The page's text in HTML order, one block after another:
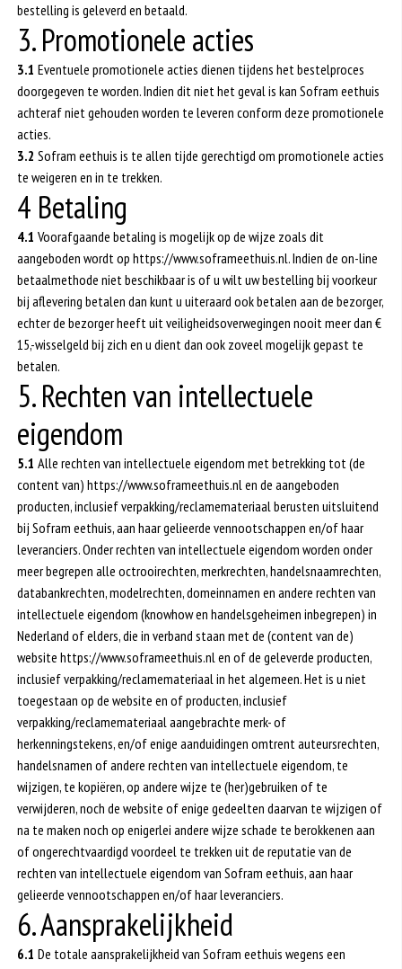
bestelling is geleverd en betaald.
3. Promotionele acties
3.1 Eventuele promotionele acties dienen tijdens het bestelproces
doorgegeven te worden. Indien dit niet het geval is kan Sofram eethuis
achteraf niet gehouden worden te leveren conform deze promotionele
acties.
3.2 Sofram eethuis is te allen tijde gerechtigd om promotionele acties
te weigeren en in te trekken.
4 Betaling
4.1 Voorafgaande betaling is mogelijk op de wijze zoals dit
aangeboden wordt op https://www.soframeethuis.nl. Indien de on-line
betaalmethode niet beschikbaar is of u wilt uw bestelling bij voorkeur
bij aflevering betalen dan kunt u uiteraard ook betalen aan de bezorger,
echter de bezorger heeft uit veiligheidsoverwegingen nooit meer dan €
15,-wisselgeld bij zich en u dient dan ook zoveel mogelijk gepast te
betalen.
5. Rechten van intellectuele
eigendom
5.1 Alle rechten van intellectuele eigendom met betrekking tot (de
content van) https://www.soframeethuis.nl en de aangeboden
producten, inclusief verpakking/reclamemateriaal berusten uitsluitend
bij Sofram eethuis, aan haar gelieerde vennootschappen en/of haar
leveranciers. Onder rechten van intellectuele eigendom worden onder
meer begrepen alle octrooirechten, merkrechten, handelsnaamrechten,
databankrechten, modelrechten, domeinnamen en andere rechten van
intellectuele eigendom (knowhow en handelsgeheimen inbegrepen) in
Nederland of elders, die in verband staan met de (content van de)
website https://www.soframeethuis.nl en of de geleverde producten,
inclusief verpakking/reclamemateriaal in het algemeen. Het is u niet
toegestaan op de website en of producten, inclusief
verpakking/reclamemateriaal aangebrachte merk- of
herkenningstekens, en/of enige aanduidingen omtrent auteursrechten,
handelsnamen of andere rechten van intellectuele eigendom, te
wijzigen, te kopiëren, op andere wijze te (her)gebruiken of te
verwijderen, noch de website of enige gedeelten daarvan te wijzigen of
na te maken noch op enigerlei andere wijze schade te berokkenen aan
of ongerechtvaardigd voordeel te trekken uit de reputatie van de
rechten van intellectuele eigendom van Sofram eethuis, aan haar
gelieerde vennootschappen en/of haar leveranciers.
6. Aansprakelijkheid
6.1 De totale aansprakelijkheid van Sofram eethuis wegens een